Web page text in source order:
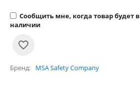
Сообщить мне, когда товар будет в
наличии
Бренд MSA Safety Company